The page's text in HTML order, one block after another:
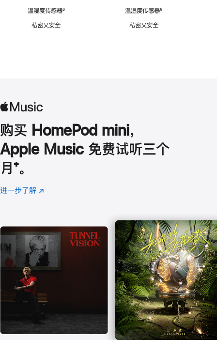
温湿度传感器脚
⁶
私密又安全
温湿度传感器脚
⁶
私密又安全
购买 HomePod mini，
Apple Music 免费试听三个
月 脚
注
⁺。
进一步了解 Apple
(在
口
中
打
开)